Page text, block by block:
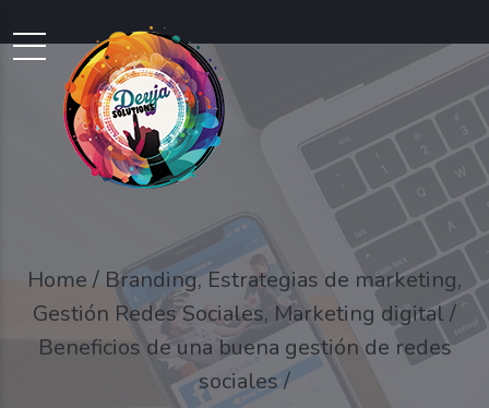
Home Branding,Estrategias de marketing,
Gestión Redes Sociales, Marketing digital/
Beneficios de una buena gestión de redes
sociales /